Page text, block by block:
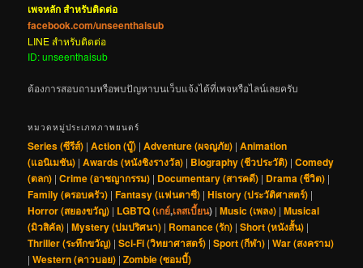
เพจหลัก สำหรับติดต่อ
facebook.com/unseenthaisub
LINE สำหรับติดต่อ
ID: unseenthaisub
ต้องการสอบถามหรือพบปัญหาบนเว็บแจ้งได้ที่เพจหรือไลน์เลยครับ
หมวดหมู่ประเภทภาพยนตร์
Series (ซีรีส์) |Action (บู๊) |Adventure (ผจญภัย) |Animation
(แอนิเมชัน) |Awards (หนังชิงรางวัล) | Biography (ชีวประวัติ) |Comedy
(ตลก) |Crime (อาชญากรรม) | Documentary (สารคดี) | Drama (ชีวิต) |
Family (ครอบครัว) |Fantasy (แฟนตาซี) |History (ประวัติศาสตร์) |
Horror (สยองขวัญ) | LGBTQ (เกย์,เลสเบี้ยน) |Music (เพลง) |Musical
(มิวสิคัล) |Mystery (ปมปริศนา) | Romance (รัก) |Short (หนังสั้น) |
Thriller (ระทึกขวัญ) |Sci-Fi (วิทยาศาสตร์) |Sport (กีฬา) |War (สงคราม)
|Western (คาวบอย) |Zombie (ซอมบี้)